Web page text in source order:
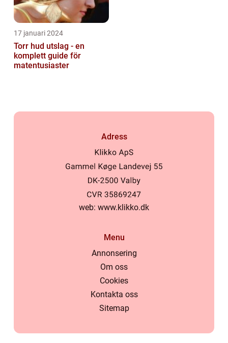
17 januari 2024
Torr hud utslag - en
komplett guide för
matentusiaster
Adress
web: www.klikko.dk
Menu
Annonsering
Om oss
Cookies
Kontakta oss
Sitemap